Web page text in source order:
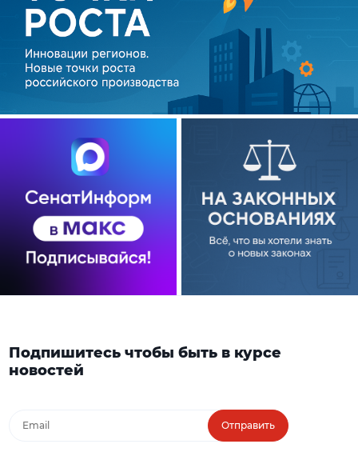
Подпишитесь чтобы быть в курсе
новостей
Отправить